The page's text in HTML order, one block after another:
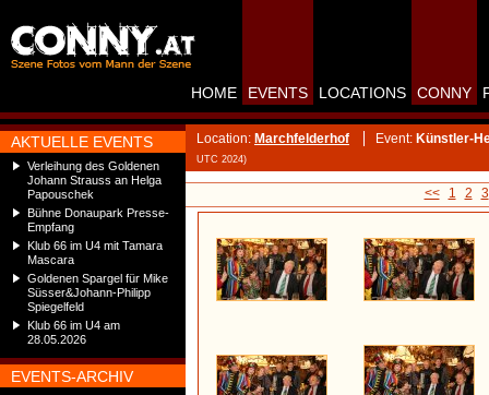
AKTUELLE EVENTS
Verleihung des Goldenen
Johann Strauss an Helga
Papouschek
Bühne Donaupark Presse-
Empfang
Klub 66 im U4 mit Tamara
Mascara
Goldenen Spargel für Mike
Süsser&Johann-Philipp
Spiegelfeld
Klub 66 im U4 am
28.05.2026
EVENTS-ARCHIV
HOME EVENTS LOCATIONS CONNY
Location: Marchfelderhof Event: Künstler-
UTC 2024)
<< 1 2 3